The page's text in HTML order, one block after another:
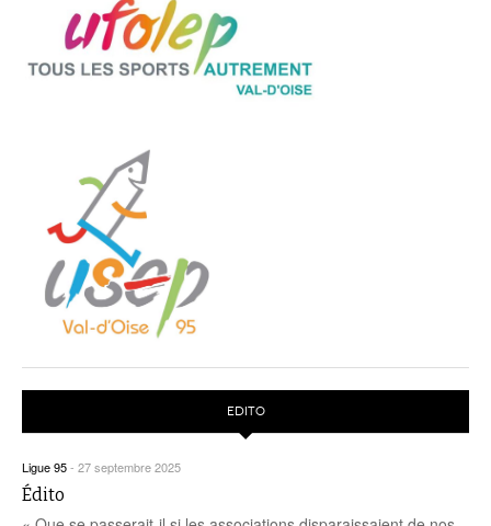
EDITO
Ligue 95- 27 septembre 2025
Édito